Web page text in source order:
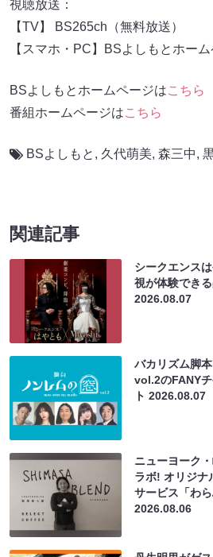
視聴放送：
【TV】 BS265ch（無料放送）
【スマホ・PC】BSよしもとホー
BSよしもとホームページはこちら
番組ホームページはこちら
BSよしもと , 久代萌美, 森三中,
関連記事
シークエンス
視が体験でき
2026.08.07
バカリズム脚
vol.2のFANY
ト2026.08.07
ニューヨーク
ラボ! オリジナ
サービス「わ
2026.08.06